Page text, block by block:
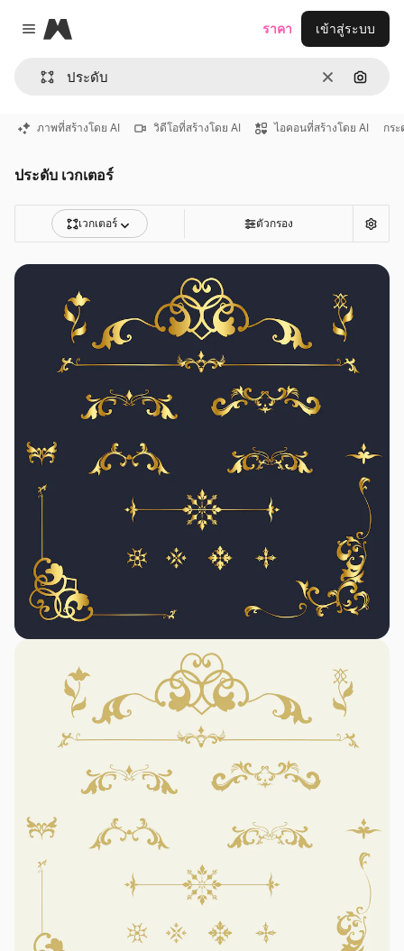
Close menu
Magnific
ชัดเจนค้นหา
ราคา เข้าสู่ระบบ
ภาพที่สร้างโดย AI วิดีโอที่สร้างโดย AI ไอคอนที่สร้างโดย AI กร
ประดับ เวกเตอร์
เวกเตอร์ ตัวกรอง